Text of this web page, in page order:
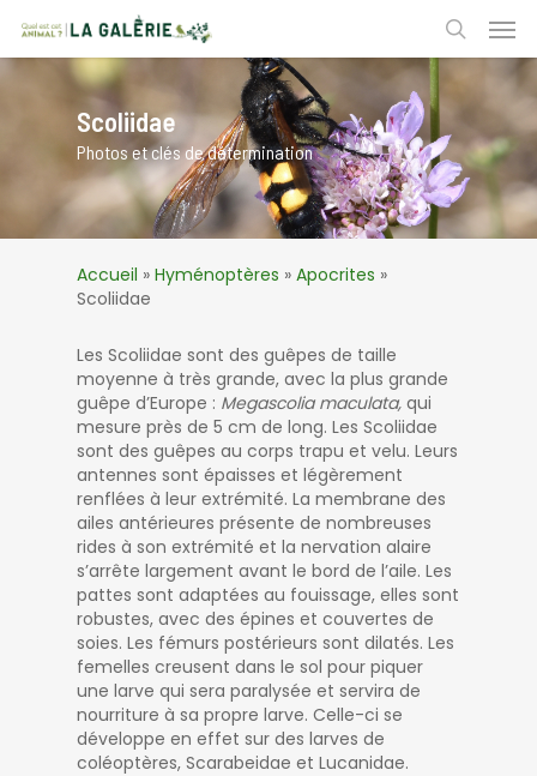
main
content
search
Scoliidae
Photos et clés de détermination
Accueil » Hyménoptères » Apocrites »
Scoliidae
Les Scoliidae sont des guêpes de taille
moyenne à très grande, avec la plus grande
guêpe d’Europe : Megascolia maculata,qui
mesure près de 5 cm de long. Les Scoliidae
sont des guêpes au corps trapu et velu. Leurs
antennes sont épaisses et légèrement
renflées à leur extrémité. La membrane des
ailes antérieures présente de nombreuses
rides à son extrémité et la nervation alaire
s’arrête largement avant le bord de l’aile. Les
pattes sont adaptées au fouissage, elles sont
robustes, avec des épines et couvertes de
soies. Les fémurs postérieurs sont dilatés. Les
femelles creusent dans le sol pour piquer
une larve qui sera paralysée et servira de
nourriture à sa propre larve. Celle-ci se
développe en effet sur des larves de
coléoptères, Scarabeidae et Lucanidae.